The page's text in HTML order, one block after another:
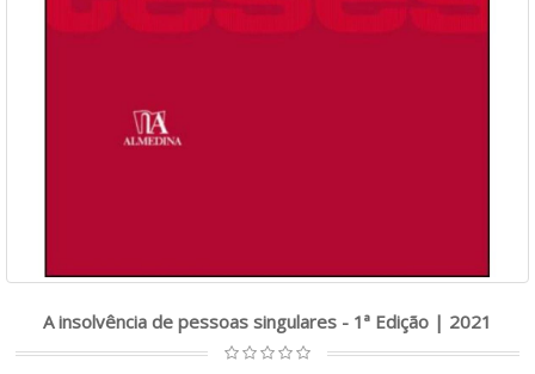
A insolvência de pessoas singulares - 1ª Edição | 2021